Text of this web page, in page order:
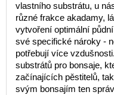
vlastního substrátu, u
různé frakce akadamy,
vytvoření optimální
své specifické nároky -
potřebují více
substrátů pro bonsaje,
začínajících pěstitelů,
svým bonsajím ten